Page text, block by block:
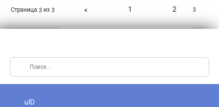
Страница 3 из 3 « 1 2 3
uID